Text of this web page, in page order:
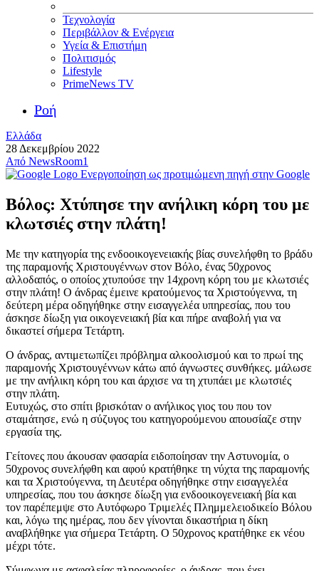
Τεχνολογία
Περιβάλλον & Ενέργεια
Υγεία & Επιστήμη
Πολιτισμός
Lifestyle
PrimeNews TV
Ροή
Ελλάδα
28 Δεκεμβρίου 2022
Από NewsRoom1
Ενεργοποίηση ως προτιμώμενη πηγή στην Google
Βόλος: Χτύπησε την ανήλικη κόρη του με
κλωτσιές στην πλάτη!
Με την κατηγορία της ενδοοικογενειακής βίας συνελήφθη το βράδυ
της παραμονής Χριστουγέννων στον Βόλο, ένας 50χρονος
αλλοδαπός, ο οποίος χτυπούσε την 14χρονη κόρη του με κλωτσιές
στην πλάτη! Ο άνδρας έμεινε κρατούμενος τα Χριστούγεννα, τη
δεύτερη μέρα οδηγήθηκε στην εισαγγελέα υπηρεσίας, που του
άσκησε δίωξη για οικογενειακή βία και πήρε αναβολή για να
δικαστεί σήμερα Τετάρτη.
Ο άνδρας, αντιμετωπίζει πρόβλημα αλκοολισμού και το πρωί της
παραμονής Χριστουγέννων κάτω από άγνωστες συνθήκες. μάλωσε
με την ανήλικη κόρη του και άρχισε να τη χτυπάει με κλωτσιές
στην πλάτη.
Ευτυχώς, στο σπίτι βρισκόταν ο ανήλικος γιος του που τον
σταμάτησε, ενώ η σύζυγος του κατηγορούμενου απουσίαζε στην
εργασία της.
Γείτονες που άκουσαν φασαρία ειδοποίησαν την Αστυνομία, ο
50χρονος συνελήφθη και αφού κρατήθηκε τη νύχτα της παραμονής
και τα Χριστούγεννα, τη Δευτέρα οδηγήθηκε στην εισαγγελέα
υπηρεσίας, που του άσκησε δίωξη για ενδοοικογενειακή βία και
τον παρέπεμψε στο Αυτόφωρο Τριμελές Πλημμελειοδικείο Βόλου
και, λόγω της ημέρας, που δεν γίνονται δικαστήρια η δίκη
αναβλήθηκε για σήμερα Τετάρτη. Ο 50χρονος κρατήθηκε εκ νέου
μέχρι τότε.